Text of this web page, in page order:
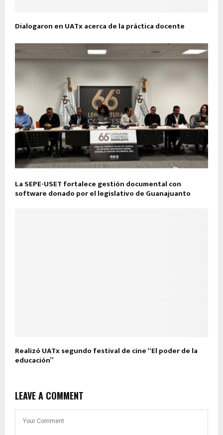
Dialogaron en UATx acerca de la práctica docente
La SEPE-USET fortalece gestión documental con
software donado por el legislativo de Guanajuanto
Realizó UATx segundo festival de cine “El poder de la
educación”
LEAVE A COMMENT